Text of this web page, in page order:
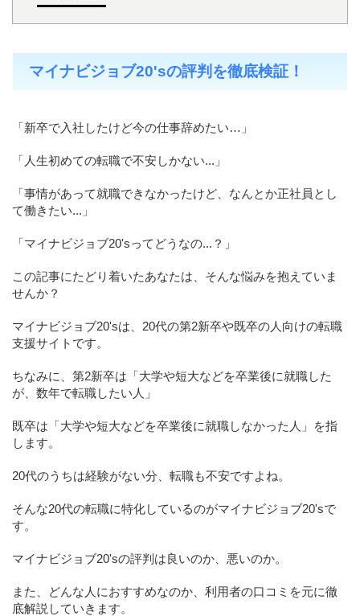
マイナビジョブ20'sの評判を徹底検証！
「新卒で入社したけど今の仕事辞めたい…」
「人生初めての転職で不安しかない...」
「事情があって就職できなかったけど、なんとか正社員とし
て働きたい...」
「マイナビジョブ20'sってどうなの...？」
この記事にたどり着いたあなたは、そんな悩みを抱えていま
せんか？
マイナビジョブ20'sは、20代の第2新卒や既卒の人向けの転職
支援サイトです。
ちなみに、第2新卒は「大学や短大などを卒業後に就職した
が、数年で転職したい人」
既卒は「大学や短大などを卒業後に就職しなかった人」を指
します。
20代のうちは経験がない分、転職も不安ですよね。
そんな20代の転職に特化しているのがマイナビジョブ20'sで
す。
マイナビジョブ20'sの評判は良いのか、悪いのか。
また、どんな人におすすめなのか、利用者の口コミを元に徹
底解説していきます。